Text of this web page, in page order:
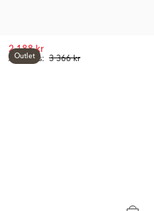
Anb. Pris: 3 366 kr
2 188 kr
Outlet